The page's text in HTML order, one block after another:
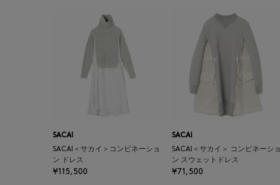
SACAI
SACAI＜サカイ＞コンビネーショ
ン ドレス
¥115,500
SACAI
SACAI＜サカイ＞ コンビネーショ
ン スウェットドレス
¥71,500